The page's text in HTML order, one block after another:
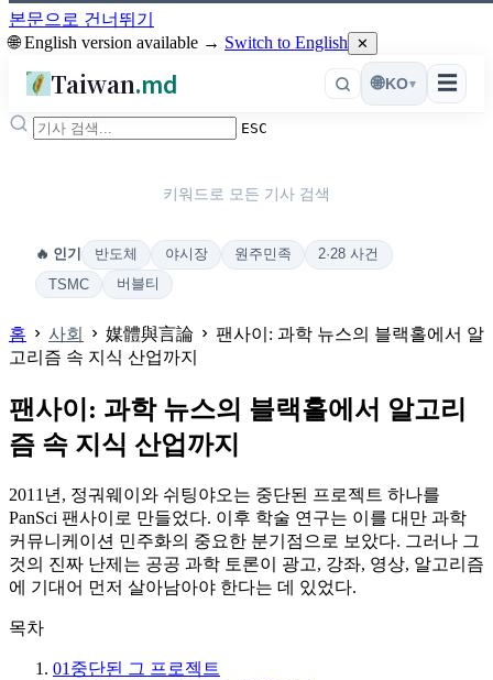
본문으로 건너뛰기
🌐 English version available → Switch to English ✕
Taiwan.md ☰
🌐KO▾
ESC
키워드로 모든 기사 검색
🔥 인기 반도체 야시장 원주민족
2·28 사건
TSMC
버블티
홈 사회 媒體與言論
팬사이: 과학 뉴스의 블랙홀에서 알
고리즘 속 지식 산업까지
팬사이: 과학 뉴스의 블랙홀에서 알고리
즘 속 지식 산업까지
2011년, 정궈웨이와 쉬팅야오는 중단된 프로젝트 하나를
PanSci 팬사이로 만들었다. 이후 학술 연구는 이를 대만 과학
커뮤니케이션 민주화의 중요한 분기점으로 보았다. 그러나 그
것의 진짜 난제는 공공 과학 토론이 광고, 강좌, 영상, 알고리즘
에 기대어 먼저 살아남아야 한다는 데 있었다.
목차
01 중단된 그 프로젝트